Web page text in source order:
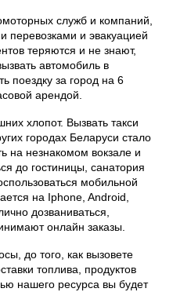
служб и компаний,
перевозками и эвакуацией
теряются и не знают,
автомобиль в
поездку за город на 6
арендой.
хлопот. Вызвать такси
городах Беларуси стало
на незнакомом вокзале и
до гостиницы, санатория
мобильной
на Iphone, Android,
дозваниваться,
онлайн заказы.
до того, как вызовете
топлива, продуктов
нашего ресурса вы будет